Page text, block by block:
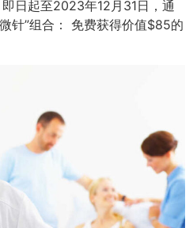
日起至2023年12月31日，通
针”组合： 免费获得价值$85的